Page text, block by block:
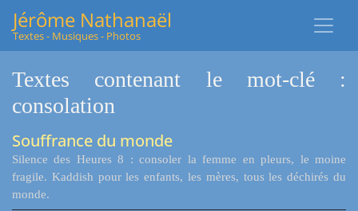
Jérôme Nathanaël
Textes - Musiques - Photos
Textes contenant le mot-clé :
consolation
Souffrance du monde
Silence des Heures 8 : consoler la femme en pleurs, le moine
fragile. Kaddish pour les enfants, les mères, tous les déchirés du
monde.